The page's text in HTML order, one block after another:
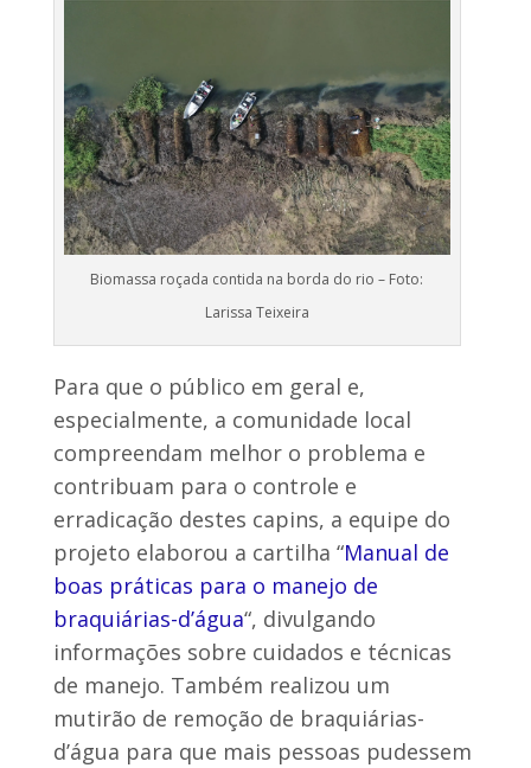
Biomassa roçada contida na borda do rio – Foto:
Larissa Teixeira
Para que o público em geral e,
especialmente, a comunidade local
compreendam melhor o problema e
contribuam para o controle e
erradicação destes capins, a equipe do
projeto elaborou a cartilha “Manual de
boas práticas para o manejo de
braquiárias-d’água“, divulgando
informações sobre cuidados e técnicas
de manejo. Também realizou um
mutirão de remoção de braquiárias-
d’água para que mais pessoas pudessem